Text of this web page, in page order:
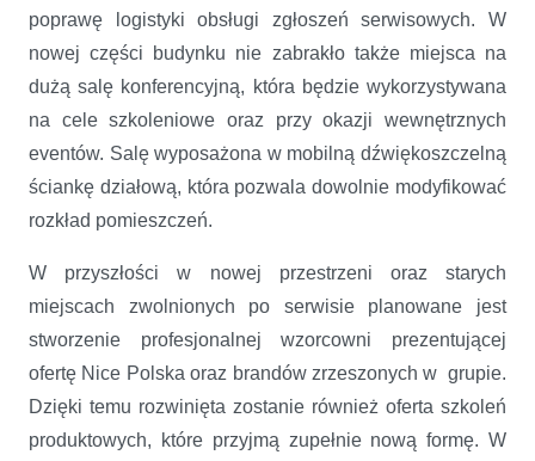
poprawę logistyki obsługi zgłoszeń serwisowych. W
nowej części budynku nie zabrakło także miejsca na
dużą salę konferencyjną, która będzie wykorzystywana
na cele szkoleniowe oraz przy okazji wewnętrznych
eventów. Salę wyposażona w mobilną dźwiękoszczelną
ściankę działową, która pozwala dowolnie modyfikować
rozkład pomieszczeń.
W przyszłości w nowej przestrzeni oraz starych
miejscach zwolnionych po serwisie planowane jest
stworzenie profesjonalnej wzorcowni prezentującej
ofertę Nice Polska oraz brandów zrzeszonych w grupie.
Dzięki temu rozwinięta zostanie również oferta szkoleń
produktowych, które przyjmą zupełnie nową formę. W